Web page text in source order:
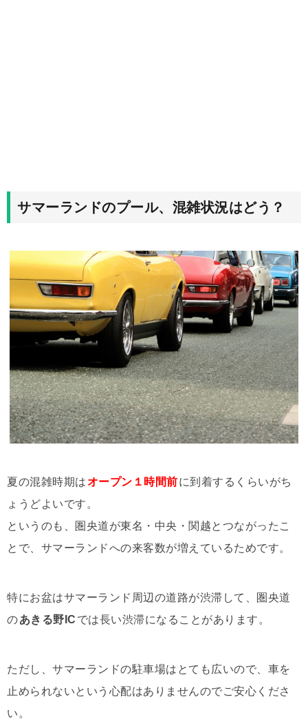
サマーランドのプール、混雑状況はどう？
夏の混雑時期はオープン１時間前に到着するくらいがち
ょうどよいです。
というのも、圏央道が東名・中央・関越とつながったこ
とで、サマーランドへの来客数が増えているためです。
特にお盆はサマーランド周辺の道路が渋滞して、圏央道
のあきる野IC では長い渋滞になることがあります。
ただし、サマーランドの駐車場はとても広いので、車を
止められないという心配はありませんのでご安心くださ
い。